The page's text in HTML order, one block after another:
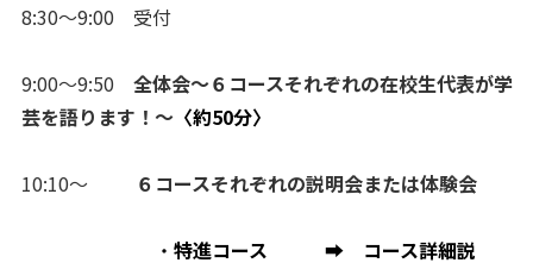
8:30～9:00 受付
9:00～9:50 全体会～６コースそれぞれの在校生代表が学
芸を語ります！～〈約50分〉
10:10～ ６コースそれぞれの説明会または体験会
・ 特進コース ➡ コース詳細説